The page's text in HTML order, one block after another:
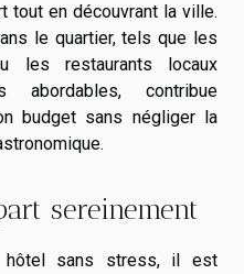
tout en découvrant la ville.
le quartier, tels que les
les restaurants locaux
abordables, contribue
budget sans négliger la
sereinement
hôtel sans stress, il est